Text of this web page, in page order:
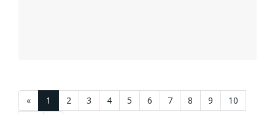
« 1 2 3 4 5 6 7 8 9
10